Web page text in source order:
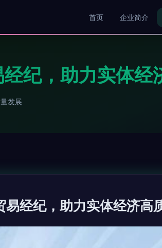
首页 企业简介
纪，助力实体经
发展
经纪，助力实体经济高